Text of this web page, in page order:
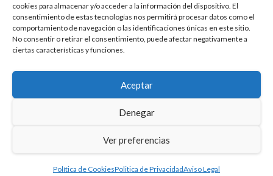
cookies para almacenar y/o acceder a la información del dispositivo. El
consentimiento de estas tecnologías nos permitirá procesar datos como el
comportamiento de navegación o las identificaciones únicas en este sitio.
No consentir o retirar el consentimiento, puede afectar negativamente a
ciertas características y funciones.
Aceptar
Denegar
Ver preferencias
Política de CookiesPolitica de PrivacidadAviso Legal
este navegador para la próxima vez que
comente.